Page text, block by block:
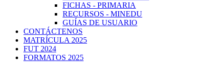
FICHAS - PRIMARIA
RECURSOS - MINEDU
GUÍAS DE USUARIO
CONTÁCTENOS
MATRÍCULA 2025
FUT 2024
FORMATOS 2025